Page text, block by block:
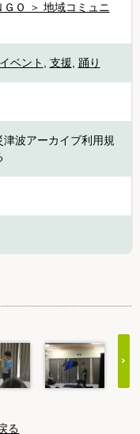
ＧＯ ＞ 地域コミュニ
イベント , 支援, 踊り
津波アーカイブ利用規
る